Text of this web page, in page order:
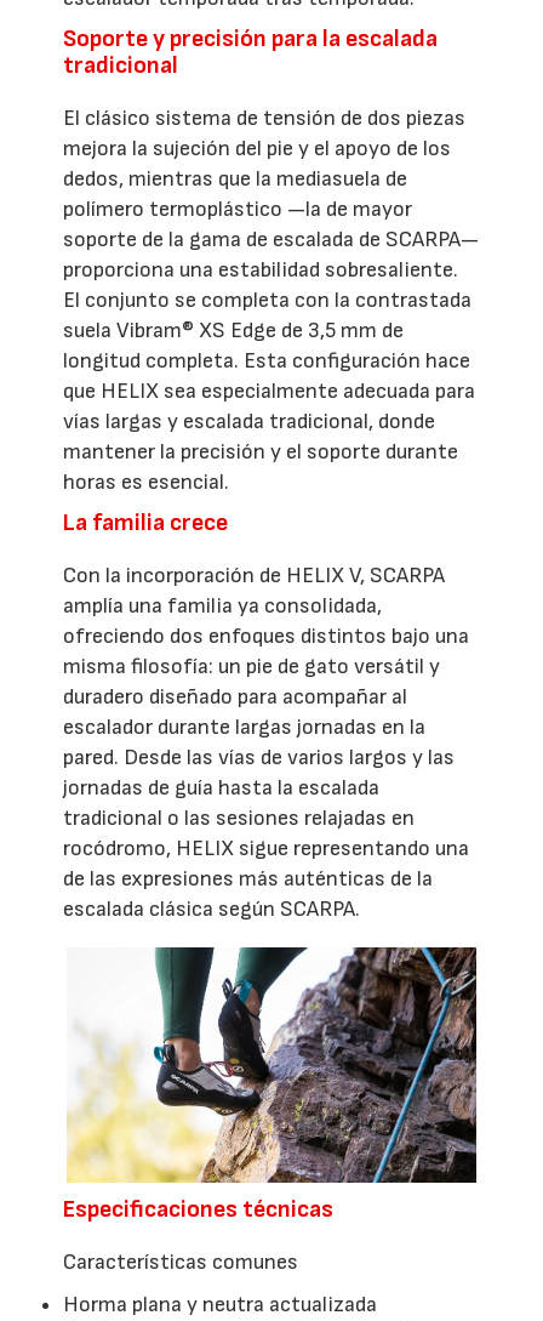
Soporte y precisión para la escalada
tradicional
El clásico sistema de tensión de dos piezas
mejora la sujeción del pie y el apoyo de los
dedos, mientras que la mediasuela de
polímero termoplástico —la de mayor
soporte de la gama de escalada de SCARPA—
proporciona una estabilidad sobresaliente.
El conjunto se completa con la contrastada
suela Vibram® XS Edge de 3,5 mm de
longitud completa. Esta configuración hace
que HELIX sea especialmente adecuada para
vías largas y escalada tradicional, donde
mantener la precisión y el soporte durante
horas es esencial.
La familia crece
Con la incorporación de HELIX V, SCARPA
amplía una familia ya consolidada,
ofreciendo dos enfoques distintos bajo una
misma filosofía: un pie de gato versátil y
duradero diseñado para acompañar al
escalador durante largas jornadas en la
pared. Desde las vías de varios largos y las
jornadas de guía hasta la escalada
tradicional o las sesiones relajadas en
rocódromo, HELIX sigue representando una
de las expresiones más auténticas de la
escalada clásica según SCARPA.
Especificaciones técnicas
Características comunes
Horma plana y neutra actualizada